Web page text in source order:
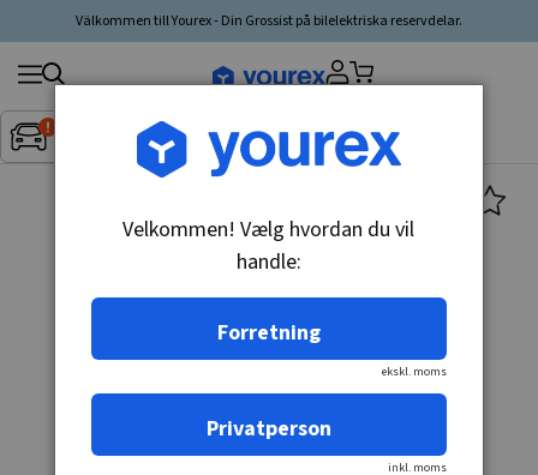
Välkommen till Yourex - Din Grossist på bilelektriska reservdelar.
Inget fordon valt▼
Søg
produkt,
producent,
Velkommen! Vælg hvordan du vil
handle:
Forretning
ekskl. moms
Privatperson
inkl. moms